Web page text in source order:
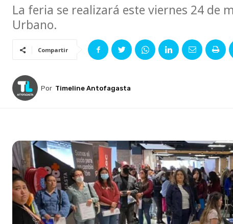
La feria se realizará este viernes 24 de
Urbano.
Compartir
Por Timeline Antofagasta